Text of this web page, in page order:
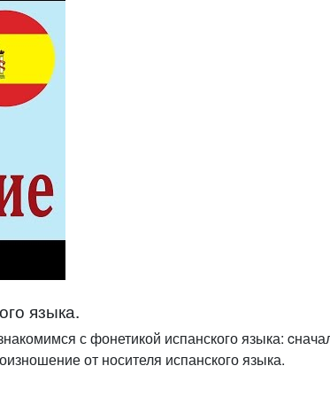
языка.
с фонетикой испанского языка:
от носителя испанского языка.